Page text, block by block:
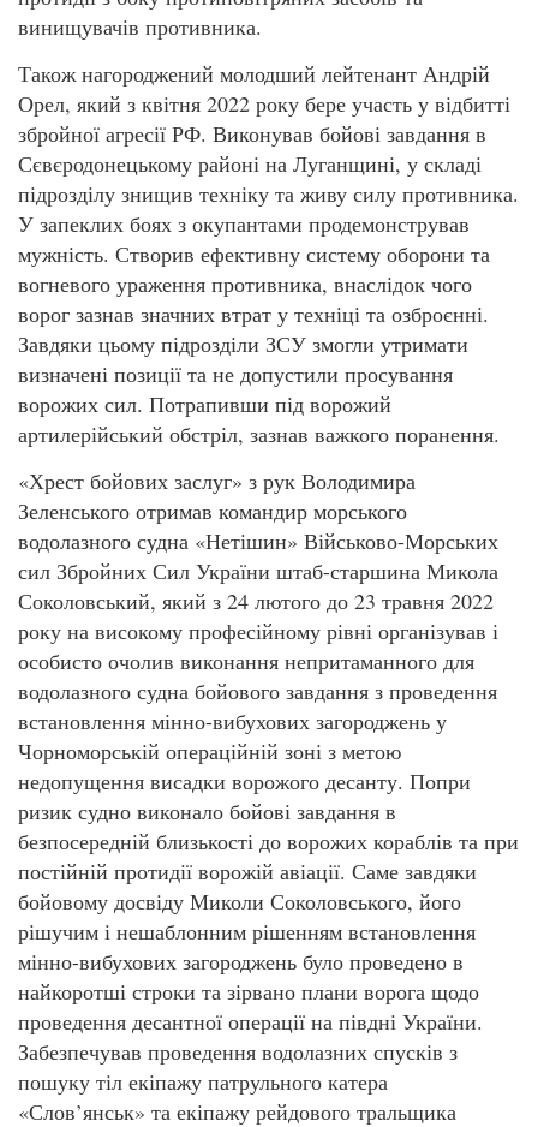
винищувачів противника.
Також нагороджений молодший лейтенант Андрій
Орел, який з квітня 2022 року бере участь у відбитті
збройної агресії РФ. Виконував бойові завдання в
Сєвєродонецькому районі на Луганщині, у складі
підрозділу знищив техніку та живу силу противника.
У запеклих боях з окупантами продемонстрував
мужність. Створив ефективну систему оборони та
вогневого ураження противника, внаслідок чого
ворог зазнав значних втрат у техніці та озброєнні.
Завдяки цьому підрозділи ЗСУ змогли утримати
визначені позиції та не допустили просування
ворожих сил. Потрапивши під ворожий
артилерійський обстріл, зазнав важкого поранення.
«Хрест бойових заслуг» з рук Володимира
Зеленського отримав командир морського
водолазного судна «Нетішин» Військово-Морських
сил Збройних Сил України штаб-старшина Микола
Соколовський, який з 24 лютого до 23 травня 2022
року на високому професійному рівні організував і
особисто очолив виконання непритаманного для
водолазного судна бойового завдання з проведення
встановлення мінно-вибухових загороджень у
Чорноморській операційній зоні з метою
недопущення висадки ворожого десанту. Попри
ризик судно виконало бойові завдання в
безпосередній близькості до ворожих кораблів та при
постійній протидії ворожій авіації. Саме завдяки
бойовому досвіду Миколи Соколовського, його
рішучим і нешаблонним рішенням встановлення
мінно-вибухових загороджень було проведено в
найкоротші строки та зірвано плани ворога щодо
проведення десантної операції на півдні України.
Забезпечував проведення водолазних спусків з
пошуку тіл екіпажу патрульного катера
«Слов’янськ» та екіпажу рейдового тральщика